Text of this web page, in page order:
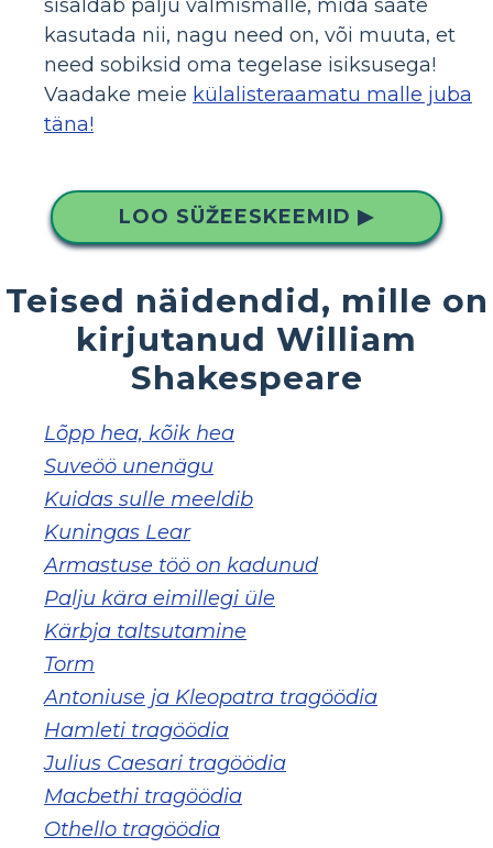
sisaldab palju valmismalle, mida saate
kasutada nii, nagu need on, või muuta, et
need sobiksid oma tegelase isiksusega!
Vaadake meie külalisteraamatu malle juba
täna!
LOO SÜŽEESKEEMID ▶
Teised näidendid, mille on
kirjutanud William
Shakespeare
Lõpp hea, kõik hea
Suveöö unenägu
Kuidas sulle meeldib
Kuningas Lear
Armastuse töö on kadunud
Palju kära eimillegi üle
Kärbja taltsutamine
Torm
Antoniuse ja Kleopatra tragöödia
Hamleti tragöödia
Julius Caesari tragöödia
Macbethi tragöödia
Othello tragöödia